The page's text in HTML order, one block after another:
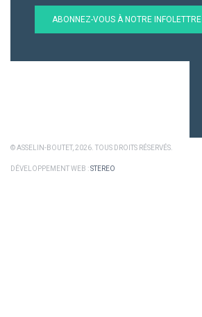
ABONNEZ-VOUS À NOTRE INFOLETTRE
© ASSELIN-BOUTET, 2026. TOUS DROITS RÉSERVÉS.
DÉVELOPPEMENT WEB :STEREO